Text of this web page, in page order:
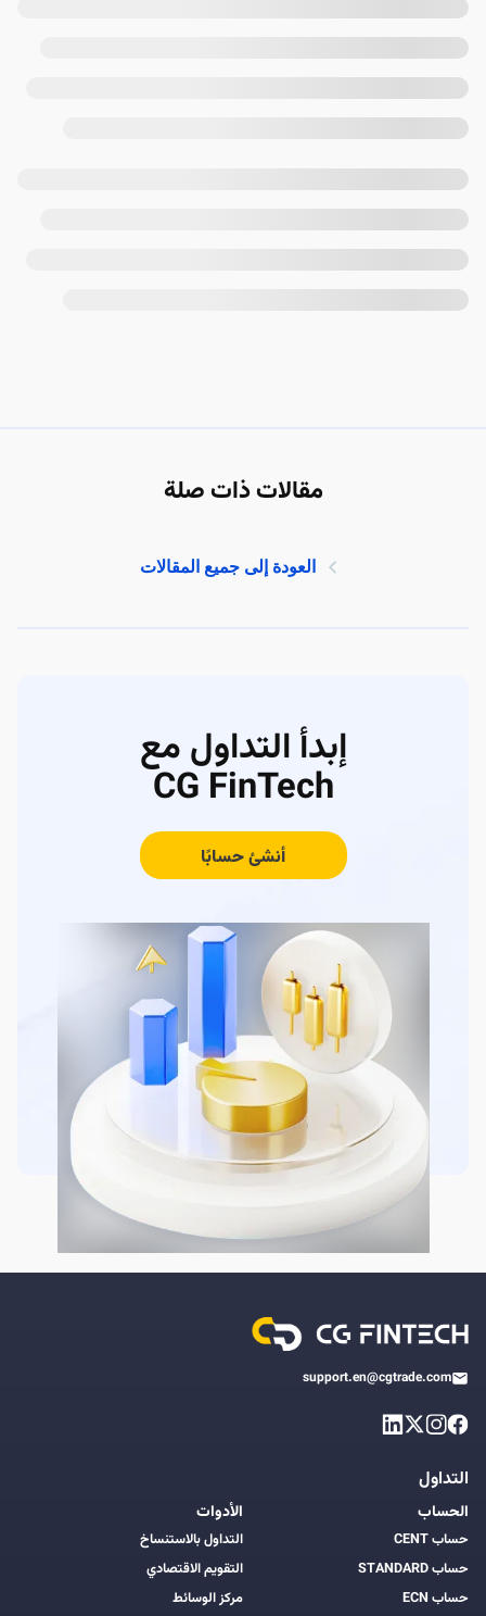
مقالات ذات صلة
العودة إلى جميع المقالات
إبدأ التداول مع
CG FinTech
أنشئ حسابًا
support.en@cgtrade.com
التداول
الحساب
حساب CENT
حساب STANDARD
حساب ECN
الأدوات
التداول بالاستنساخ
التقويم الاقتصادي
مركز الوسائط